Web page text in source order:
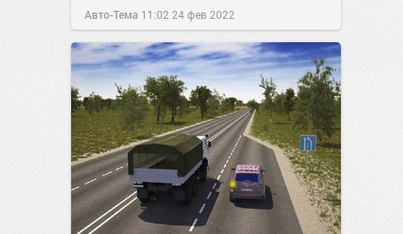
Авто-Тема 11:02 24 фев 2022